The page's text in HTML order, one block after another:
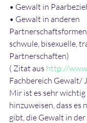
• Gewalt in
• Gewalt in anderen
Partnerschaftsformen
schwule, bisexuelle,
Partnerschaften)
( Zitat aus http://
Fachbereich Gewalt/
Mir ist es sehr
hinzuweisen, dass es
gibt, die Gewalt in